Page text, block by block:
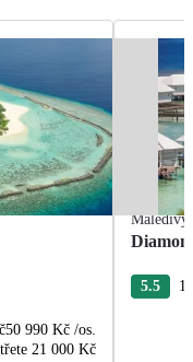
50 990 Kč /os.
21 000 Kč
Maledivy
5.5